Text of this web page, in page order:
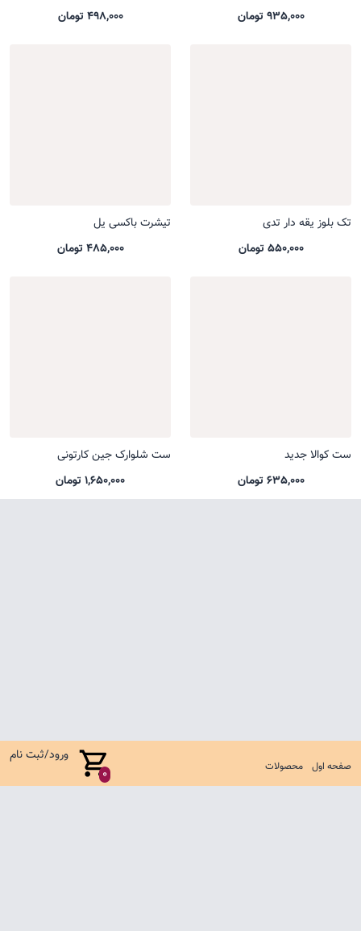
صفحه اول محصولات 0
ورود/ثبت نام
935,000 تومان
498,000 تومان
تک بلوز یقه دار تدی
550,000 تومان
تیشرت باکسی یل
485,000 تومان
ست کوالا جدید
635,000 تومان
ست شلوارک جین کارتونی
1,650,000 تومان